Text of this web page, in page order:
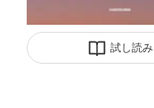
試し読み